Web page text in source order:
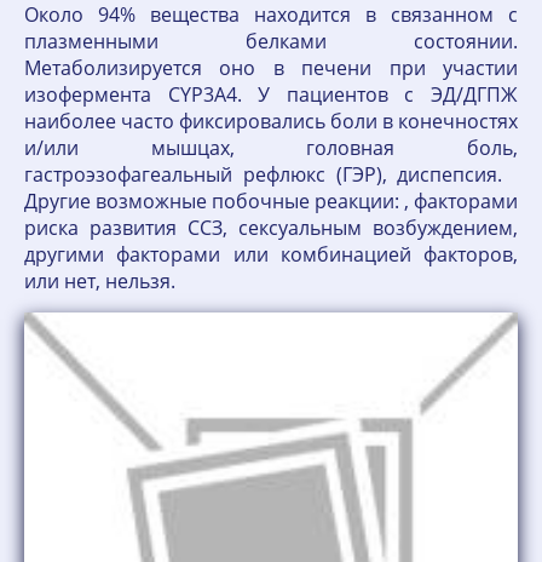
Около 94% вещества находится в связанном с
плазменными белками состоянии.
Метаболизируется оно в печени при участии
изофермента CYP3A4. У пациентов с ЭД/ДГПЖ
наиболее часто фиксировались боли в конечностях
и/или мышцах, головная боль,
гастроэзофагеальный рефлюкс (ГЭР), диспепсия.
Другие возможные побочные реакции: , факторами
риска развития ССЗ, сексуальным возбуждением,
другими факторами или комбинацией факторов,
или нет, нельзя.